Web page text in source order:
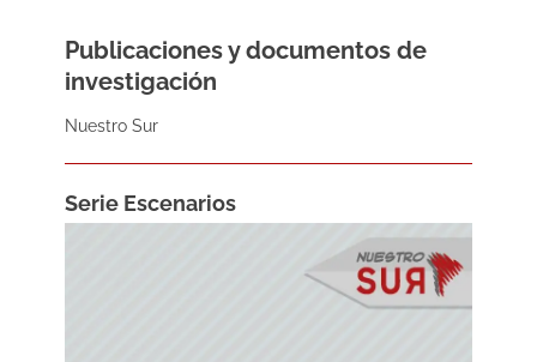
Publicaciones y documentos de
investigación
Nuestro Sur
Serie Escenarios